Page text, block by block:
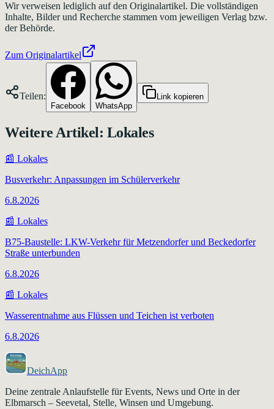
Wir verweisen lediglich auf den Originalartikel. Die vollständigen
Inhalte, Bilder und Recherche stammen vom jeweiligen Verlag bzw.
der Behörde.
Zum Originalartikel
Teilen:
Facebook WhatsApp
Link kopieren
Weitere Artikel: Lokales
📰 Lokales
Busverkehr: Anpassungen im Schülerverkehr
6.8.2026
📰 Lokales
B75-Baustelle: LKW-Verkehr für Metzendorfer und Beckedorfer
Straße unterbunden
6.8.2026
📰 Lokales
Wasserentnahme aus Flüssen und Teichen ist verboten
6.8.2026
DeichApp
Deine zentrale Anlaufstelle für Events, News und Orte in der
Elbmarsch – Seevetal, Stelle, Winsen und Umgebung.